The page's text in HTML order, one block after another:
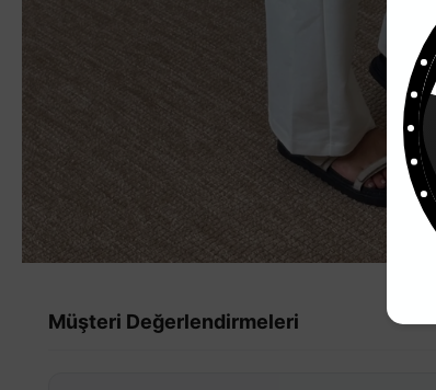
Müşteri Değerlendirmeleri